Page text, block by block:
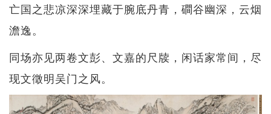
亡国之悲凉深深埋藏于腕底丹青，磵谷幽深，云烟
澹逸。
同场亦见两卷文彭、文嘉的尺牍，闲话家常间，尽
现文徵明吴门之风。